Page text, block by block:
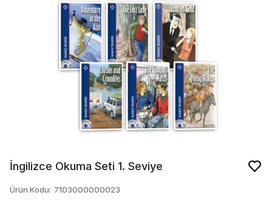
İngilizce Okuma Seti 1. Seviye
Ürün Kodu: 7103000000023